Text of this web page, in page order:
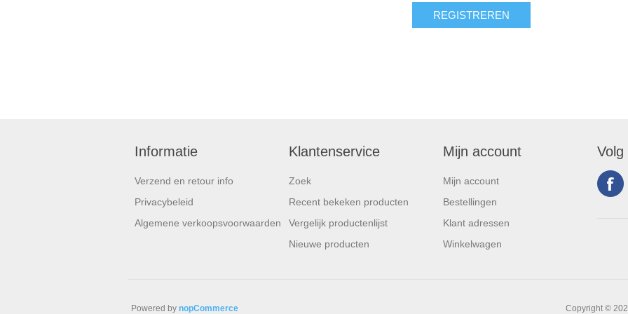
Informatie
Verzend en retour info
Privacybeleid
Algemene verkoopsvoorwaarden
Klantenservice
Zoek
Recent bekeken producten
Vergelijk productenlijst
Nieuwe producten
Mijn account
Mijn account
Bestellingen
Klant adressen
Winkelwagen
Volg
Copyright ©
Powered by nopCommerce